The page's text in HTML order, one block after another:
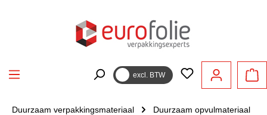
excl. BTW
Duurzaam verpakkingsmateriaal Duurzaam opvulmateriaal